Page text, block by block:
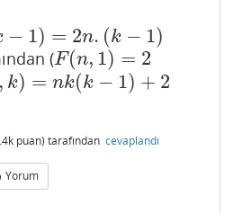
− 1) = 2n. (k − 1)
( k−1)
(F(n, 1) = 2
F(n,1) =2
, k) = nk(k − 1) + 2
) =nk (k− 1)+2
puan) tarafından cevaplandı
Yorum